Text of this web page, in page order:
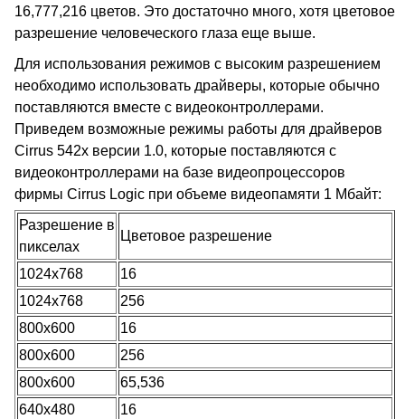
16,777,216 цветов. Это достаточно много, хотя цветовое
разрешение человеческого глаза еще выше.
Для использования режимов с высоким разрешением
необходимо использовать драйверы, которые обычно
поставляются вместе с видеоконтроллерами.
Приведем возможные режимы работы для драйверов
Cirrus 542x версии 1.0, которые поставляются с
видеоконтроллерами на базе видеопроцессоров
фирмы Cirrus Logic при объеме видеопамяти 1 Мбайт:
Разрешение в
пикселах
Цветовое разрешение
1024x768
16
1024x768
256
800x600
16
800x600
256
800x600
65,536
640x480
16